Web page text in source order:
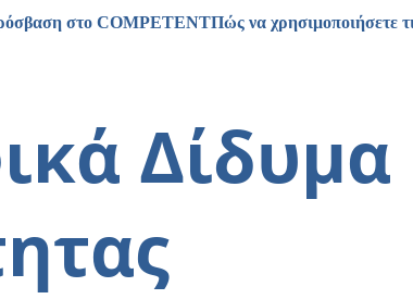
στο COMPETENTΠώς να χρησιμοποιήσετε
Δίδυμα